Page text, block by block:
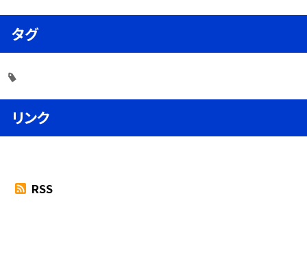
タグ
リンク
RSS